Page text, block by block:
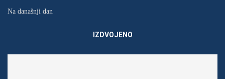
Na današnji dan
IZDVOJENO